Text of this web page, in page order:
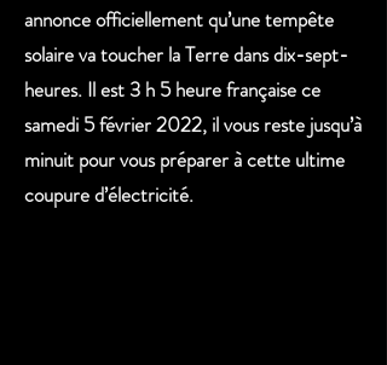
annonce officiellement qu’une tempête
solaire va toucher la Terre dans dix-sept-
heures. Il est 3 h 5 heure française ce
samedi 5 février 2022, il vous reste jusqu’à
minuit pour vous préparer à cette ultime
coupure d’électricité.